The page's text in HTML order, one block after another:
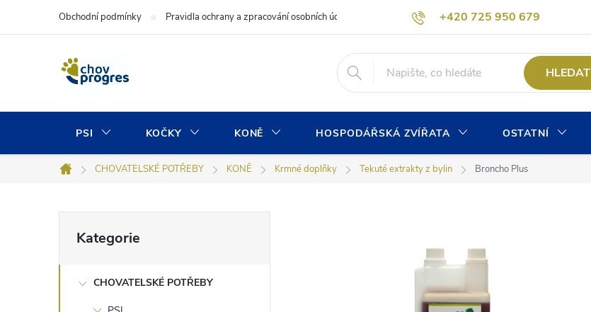
+420 725 950 679
info@chovprogres.cz
Obchodní podmínky Pravidla ochrany a zpracování osobních údajů Formulář pro odstoupení od kupní smlouvy
HLEDAT
PSI KOČKY KONĚ HOSPODÁŘSKÁ ZVÍŘATA OSTATNÍ
Domů
CHOVATELSKÉ POTŘEBY KONĚ Krmné doplňky Tekuté extrakty z bylin Broncho Plus
o
kategorie
Kategorie
CHOVATELSKÉ POTŘEBY